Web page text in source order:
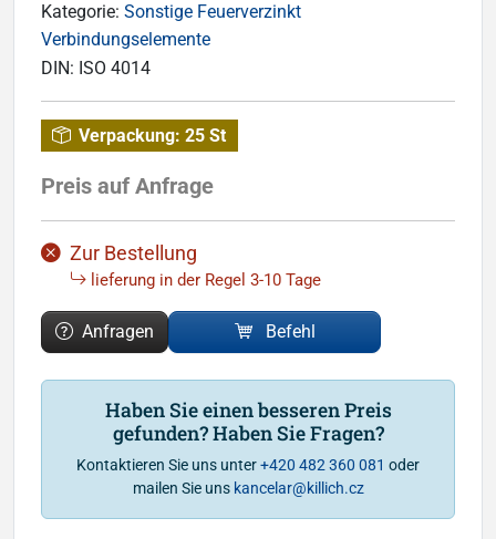
Kategorie: Sonstige Feuerverzinkt
Verbindungselemente
DIN: ISO 4014
Verpackung: 25 St
Preis auf Anfrage
Zur Bestellung
lieferung in der Regel 3-10 Tage
Anfragen Befehl
Haben Sie einen besseren Preis
gefunden? Haben Sie Fragen?
Kontaktieren Sie uns unter+420 482 360 081 oder
mailen Sie uns kancelar@killich.cz